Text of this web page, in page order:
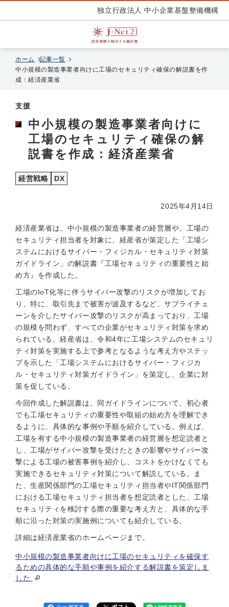
独立行政法人 中小企業基盤整備機構
ホーム
記事一覧
中小規模の製造事業者向けに工場のセキュリティ確保の解説書を作
成：経済産業省
支援
中小規模の製造事業者向けに
工場のセキュリティ確保の解
説書を作成：経済産業省
経営戦略 DX
2025年4月14日
経済産業省は、中小規模の製造事業者の経営層や、工場の
セキュリティ担当者を対象に、経産省が策定した「工場シ
ステムにおけるサイバー・フィジカル・セキュリティ対策
ガイドライン」の解説書『工場セキュリティの重要性と始
め方』を作成した。
工場のIoT化等に伴うサイバー攻撃のリスクが増加してお
り、特に、取引先まで被害が波及するなど、サプライチェ
ーンを介したサイバー攻撃のリスクが高まっており、工場
の規模を問わず、すべての企業がセキュリティ対策を求め
られている。経産省は、令和4年に工場システムのセキュリ
ティ対策を実施する上で参考となるような考え方やステッ
プを示した「工場システムにおけるサイバー・フィジカ
ル・セキュリティ対策ガイドライン」を策定し、企業に対
策を促している。
今回作成した解説書は、同ガイドラインについて、初心者
でも工場セキュリティの重要性や取組の始め方を理解でき
るように、具体的な事例や手順を紹介している。例えば、
工場を有する中小規模の製造事業者の経営層を想定読者と
し、工場がサイバー攻撃を受けたときの影響やサイバー攻
撃による工場の被害事例を紹介し、コストをかけなくても
実施できるセキュリティ対策について解説している。ま
た、生産関係部門の工場セキュリティ担当者やIT関係部門
における工場セキュリティ担当者を想定読者とした、工場
セキュリティを検討する際の重要な考え方と、具体的な手
順に沿った対策の実施例についても紹介している。
詳細は経済産業省のホームページまで。
中小規模の製造事業者向けに工場のセキュリティを確保す
るための具体的な手順や事例を紹介する解説書を策定しま
した